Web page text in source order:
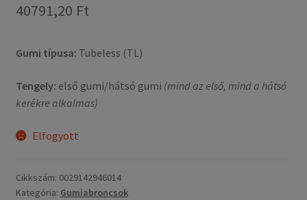
40791,20 Ft
Gumi típusa: Tubeless (TL)
Tengely: első gumi/hátsó gumi (mind az első, mind a hátsó
kerékre alkalmas)
Elfogyott
Cikkszám: 0029142946014
Kategória: Gumiabroncsok